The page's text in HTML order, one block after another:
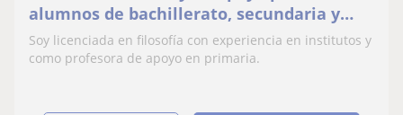
alumnos de bachillerato, secundaria y
primaria
Soy licenciada en filosofía con experiencia en institutos y
como profesora de apoyo en primaria.